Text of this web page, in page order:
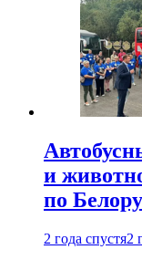
и
по
2 года спустя2